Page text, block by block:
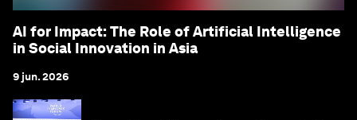
AI for Impact: The Role of Artificial Intelligence
in Social Innovation in Asia
9 jun. 2026